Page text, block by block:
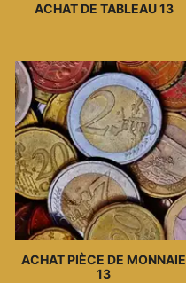
ACHAT DE TABLEAU 13
ACHAT PIÈCE DE MONNAIE
13